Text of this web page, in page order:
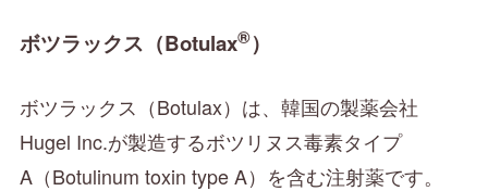
ボツラックス（Botulax®）
ボツラックス（Botulax）は、韓国の製薬会社
Hugel Inc.が製造するボツリヌス毒素タイプ
A（Botulinum toxin type A）を含む注射薬です。